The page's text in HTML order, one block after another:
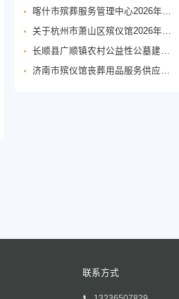
喀什市殡葬服务管理中心2026年度殡葬用品采购项目公开招标公告
关于杭州市萧山区殡仪馆2026年至2029年物业管理服务政府采购项目的公开招标公告
长顺县广顺镇农村公益性公墓建设项目
济南市殡仪馆丧葬用品服务供应商采购项目公开招标招标公告
联系方式